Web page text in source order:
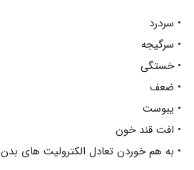
• سردرد
• سرگیجه
• خستگی
• ضعف
• یبوست
• افت قند خون
• به هم خوردن تعادل الکترولیت های بدن